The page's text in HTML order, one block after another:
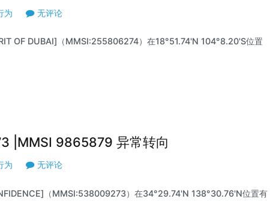
为 无评论
OF DUBAI]（MMSI:255806274）在18°51.74'N 104°8.20'S位置
|MMSI 9865879 异常转向
为 无评论
（MMSI:538009273）在34°29.74'N 138°30.76'N位置有